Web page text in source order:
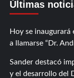
Últimas
Hoy se inaugurará
a llamarse “Dr.
Sander destacó
y el desarrollo del